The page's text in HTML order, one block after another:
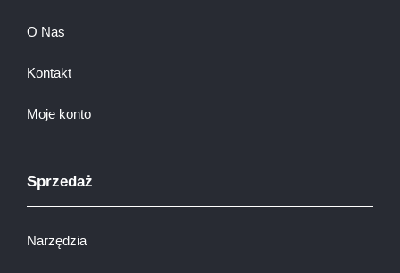
O Nas
Kontakt
Moje konto
Sprzedaż
Narzędzia